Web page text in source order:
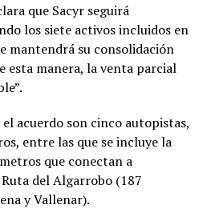
que Sacyr seguirá
los siete activos incluidos en
mantendrá su consolidación
esta manera, la venta parcial
acuerdo son cinco autopistas,
entre las que se incluye la
que conectan a
del Algarrobo (187
y Vallenar).